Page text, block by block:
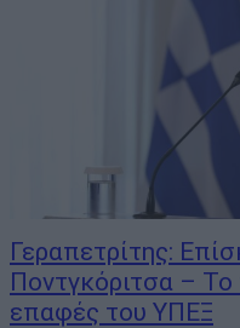
Γεραπετρίτης:
Ποντγκόριτσα – Το
επαφές του ΥΠΕΞ